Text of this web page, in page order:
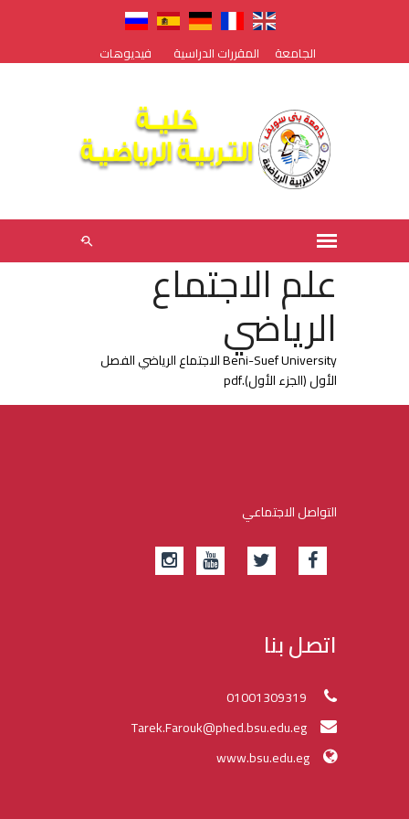
الجامعة المقررات الدراسية فيديوهات
علم الاجتماع
الرياضي Beni-Suef University الاجتماع الرياضي الفصل
الأول (الجزء الأول).pdf
التواصل الاجتماعي
اتصل بنا
www.bsu.edu.eg